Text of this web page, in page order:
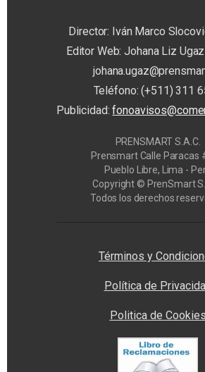
Director: Iván Marco
Editor Web: Johana Liz
Teléfono: (+511) 311
Publicidad:
PRENSMART S.A.C.
Prensmart Calle Paracas
Pueblo Libre, Lima -
Copyright © PrenSmart
Todos los derechos
Términos y
Política de
Politica de Cookies